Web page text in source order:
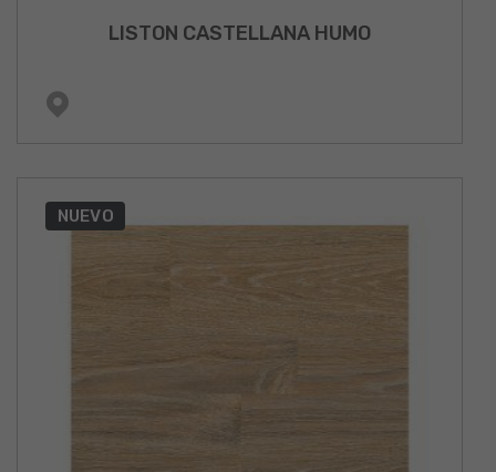
LISTON CASTELLANA HUMO
NUEVO